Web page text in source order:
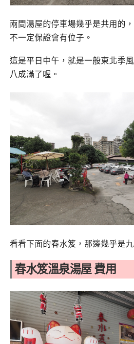
兩間湯屋的停車場幾乎是共用的
不一定保證會有位子。
這是平日中午，就是一般東北季
八成滿了喔。
看看下面的春水笈，那邊幾乎是九
春水笈溫泉湯屋 費用